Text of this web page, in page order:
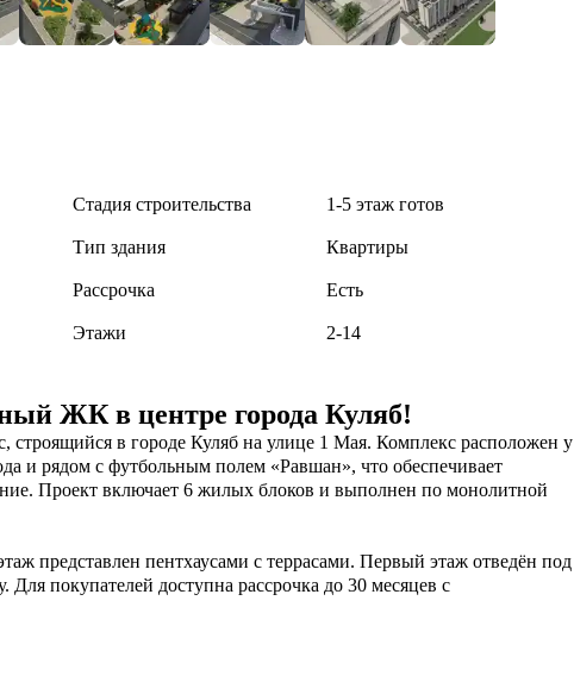
Стадия строительства 1-5 этаж готов
Тип здания Квартиры
Рассрочка Есть
Этажи 2-14
ЖК в центре города Куляб!
в городе Куляб на улице 1 Мая. Комплекс расположен у
и рядом с футбольным полем «Равшан», что обеспечивает
Проект включает 6 жилых блоков и выполнен по монолитной
представлен пентхаусами с террасами. Первый этаж отведён под
покупателей доступна рассрочка до 30 месяцев с